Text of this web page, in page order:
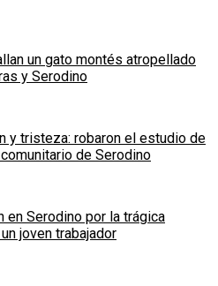
un gato montés atropellado
y Serodino
y tristeza: robaron el estudio de
de Serodino
en Serodino por la trágica
joven trabajador